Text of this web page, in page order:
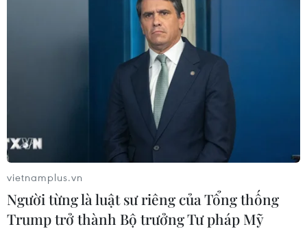
vietnamplus.vn
Người từng là luật sư riêng của Tổng thống
Trump trở thành Bộ trưởng Tư pháp Mỹ